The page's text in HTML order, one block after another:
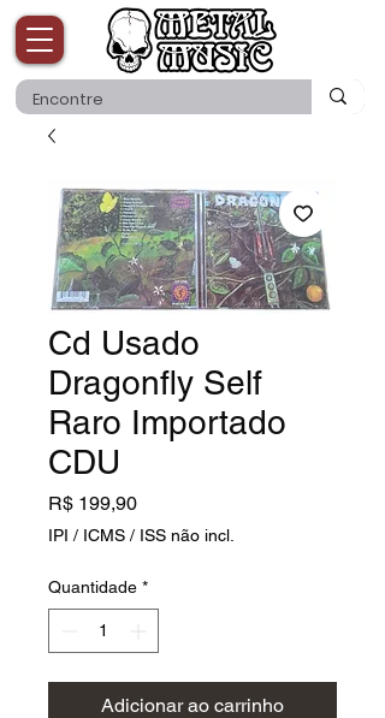
Cd Usado
Dragonfly Self
Raro Importado
CDU
R$ 199,90Preço
IPI / ICMS / ISS não incl.
Quantidade *
Adicionar ao carrinho